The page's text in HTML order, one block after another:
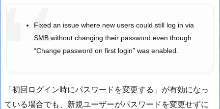
Fixed an issue where new users could still log in via
SMB without changing their password even though
“Change password on first login” was enabled.
「初回ログイン時にパスワードを変更する」が有効になっ
ている場合でも、新規ユーザーがパスワードを変更せずに